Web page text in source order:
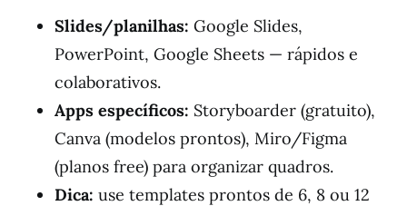
Slides/planilhas: Google Slides,
PowerPoint, Google Sheets — rápidos e
colaborativos.
Apps específicos: Storyboarder (gratuito),
Canva (modelos prontos), Miro/Figma
(planos free) para organizar quadros.
Dica: use templates prontos de 6, 8 ou 12